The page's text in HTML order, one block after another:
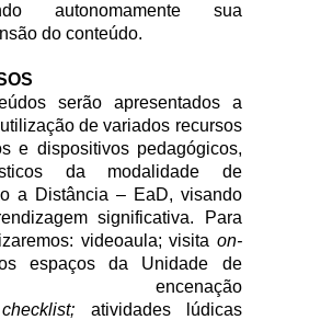
autonomamente sua
do conteúdo.
serão apresentados a
de variados recursos
e dispositivos pedagógicos,
da modalidade de
a Distância – EaD, visando
significativa. Para
videoaula; visita on-
espaços da Unidade de
encenação
checklist; atividades lúdicas